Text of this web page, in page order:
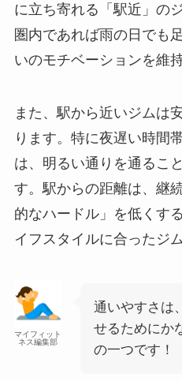
に立ち寄れる「駅近」の
圏内であれば雨の日でも
いのモチベーションを維
また、駅から近いジムは
ります。特に夜遅い時間
は、明るい通りを通るこ
す。駅からの距離は、継
的なハードル」を低くす
イフスタイルに合ったジ
マイフィット
ネス編集部
通いやすさは
せるためにか
の一つです！